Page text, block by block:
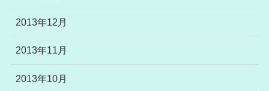
2013年12月
2013年11月
2013年10月